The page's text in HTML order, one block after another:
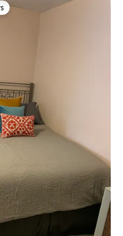
plus appréciés